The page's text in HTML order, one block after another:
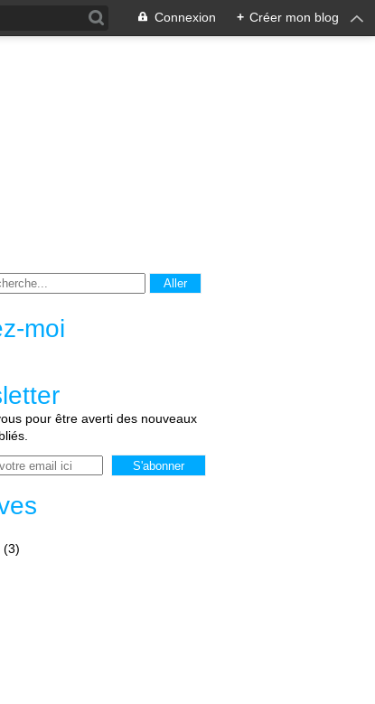
Connexion + Créer mon blog
moi
pour être averti des nouveaux
(3)